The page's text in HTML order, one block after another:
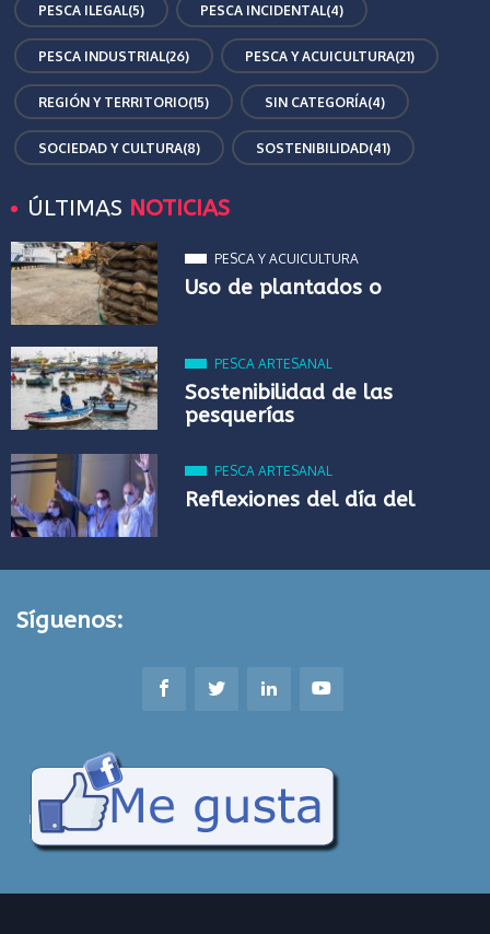
PESCA ILEGAL(5) PESCA INCIDENTAL(4)
PESCA INDUSTRIAL(26) PESCA Y ACUICULTURA(21)
REGIÓN Y TERRITORIO(15) SIN CATEGORÍA(4)
SOCIEDAD Y CULTURA(8) SOSTENIBILIDAD(41)
ÚLTIMAS NOTICIAS
PESCA Y ACUICULTURA
Uso de plantados o
PESCA ARTESANAL
Sostenibilidad de las
pesquerías
PESCA ARTESANAL
Reflexiones del día del
Síguenos: